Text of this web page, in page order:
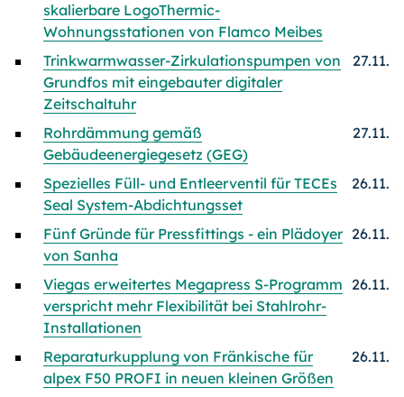
skalierbare LogoThermic-
Wohnungsstationen von Flamco Meibes
Trinkwarmwasser-Zirkulationspumpen von
Grundfos mit eingebauter digitaler
Zeitschaltuhr
27.11.
Rohrdämmung gemäß
Gebäudeenergiegesetz (GEG)
27.11.
Spezielles Füll- und Entleerventil für TECEs
Seal System-Abdichtungsset
26.11.
Fünf Gründe für Pressfittings - ein Plädoyer
von Sanha
26.11.
Viegas erweitertes Megapress S-Programm
verspricht mehr Flexibilität bei Stahlrohr-
Installationen
26.11.
Reparaturkupplung von Fränkische für
alpex F50 PROFI in neuen kleinen Größen
26.11.